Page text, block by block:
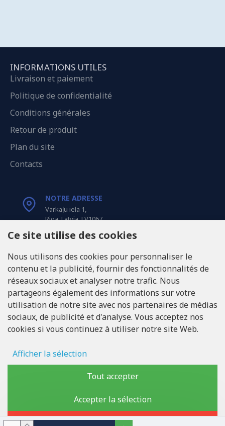
INFORMATIONS UTILES
Livraison et paiement
Politique de confidentialité
Conditions générales
Retour de produit
Plan du site
Contacts
NOTRE ADRESSE
Varkaļu iela 1,
Riga, Latvia, LV1067
Tel: +371 20371100
INFO@LUKONS.COM
COORDONNÉES DE L'ENTREPRISE
RITONE Sarl
Numéro de TVA LV40103717618
Copyright © 2019 - 2026, lukons.com, Tous droits réservés
Ce site utilise des cookies
Nous utilisons des cookies pour personnaliser le
contenu et la publicité, fournir des fonctionnalités de
réseaux sociaux et analyser notre trafic. Nous
partageons également des informations sur votre
utilisation de notre site avec nos partenaires de médias
sociaux, de publicité et d'analyse. Vous acceptez nos
cookies si vous continuez à utiliser notre site Web.
Afficher la sélection
Stockage des publicités
Données d'utilisateur
Personnalisation publicitaire
Tout accepter
Accepter la sélection
Rejeter